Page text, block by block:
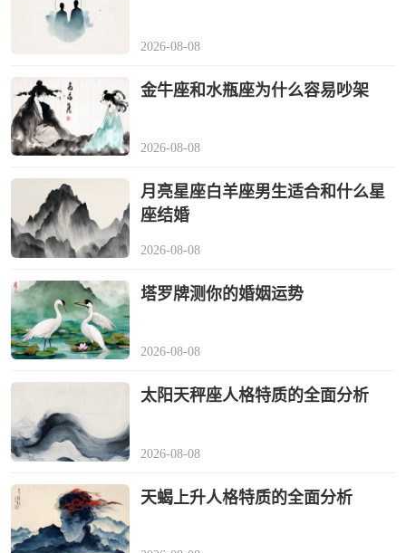
2026-08-08
金牛座和水瓶座为什么容易吵架
2026-08-08
月亮星座白羊座男生适合和什么星
座结婚
2026-08-08
塔罗牌测你的婚姻运势
2026-08-08
太阳天秤座人格特质的全面分析
2026-08-08
天蝎上升人格特质的全面分析